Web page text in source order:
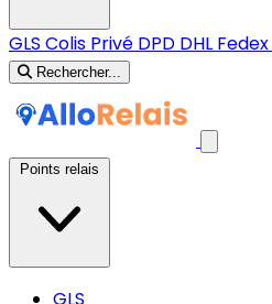
GLS Colis Privé DPD DHL Fedex
Rechercher...